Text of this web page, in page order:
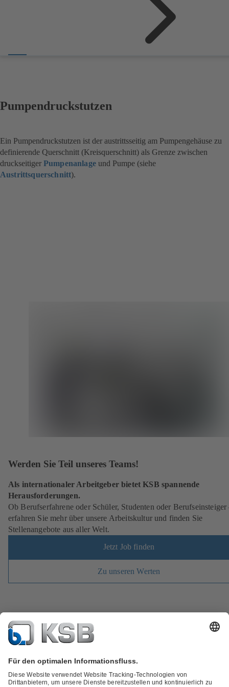
Pumpendruckstutzen
Ein Pumpendruckstutzen ist der austrittsseitig am Pumpengehäuse zu
definierende Querschnitt (Kreisquerschnitt) als Grenze zwischen
druckseitiger Pumpenanlageund Pumpe (siehe
Austrittsquerschnitt).
Werden Sie Teil unseres Teams!
Als internationaler Arbeitgeber bietet KSB spannende
Herausforderungen.
Ob Berufserfahrene oder Schüler, Studenten oder Berufseinsteiger
erfahren Sie mehr über unsere Arbeitskultur und finden Sie
Stellenangebote aus aller Welt.
Jetzt Job finden
Zu unseren Werten